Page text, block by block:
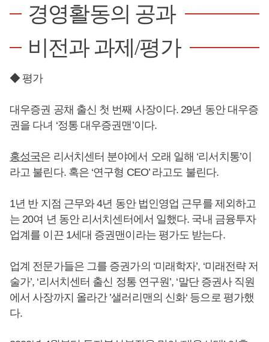
경영활동의 공과
비전과 과제/평가
◆ 평가
대우증권 공채 출신 첫 번째 사장이다. 29년 동안 대우증
권을 다녀 ‘정통 대우증권맨’이다.
홍성국은 리서치센터 분야에서 오래 일해 ‘리서치통’이
라고 불린다. 혹은 ‘연구형 CEO’ 라고도 불린다.
1년 반 지점 근무와 4년 동안 법인영업 근무를 제외하고
는 20여 년 동안 리서치센터에서 일했다. 국내 금융투자
업계를 이끈 1세대 증권맨이라는 평가도 받는다.
업계 전문가들은 그를 증권가의 ‘미래학자’, ‘미래전략 저
술가’, ‘리서치센터 출신 정통 연구원’, ‘말단 증권사 직원
에서 사장까지 올라간 ’샐러리맨의 신화‘ 등으로 평가했
다.